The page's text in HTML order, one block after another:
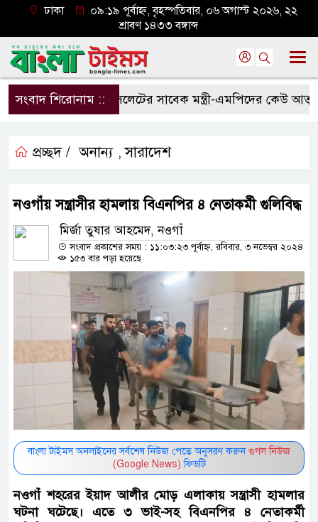
ঢাকা
০৯:১৯ পূর্বাহ্ন, বৃহস্পতিবার, ০৬ অগাস্ট ২০২৬, ২২
শ্রাবণ ১৪৩৩ বঙ্গাব্দ
সংবাদ শিরোনাম ::সিলেটের সাবেক মন্ত্রী-এমপিদের কেউ
প্রচ্ছদ / অনান্য ,সারাদেশ
নওগাঁয় সন্ত্রাসীর হামলায় বিএনপির ৪ নেতাকর্মী গুলিবিদ্ধ
মির্জা তুষার আহমেদ, নওগাঁ
সংবাদ প্রকাশের সময় : ১১:০৩:২৩ পূর্বাহ্ন, রবিবার, ৩ নভেম্বর ২০২৪
১৫৩ বার পড়া হয়েছে
বাংলা টাইমস অনলাইনের সর্বশেষ নিউজ পেতে অনুসরণ করুন গুগল নিউজ
(Google News) ফিডটি
নওগাঁ শহরের ইয়াদ আলীর মোড় এলাকায় সন্ত্রাসী হামলার
ঘটনা ঘটেছে। এতে ৩ ভাই-সহ বিএনপির ৪ নেতাকর্মী